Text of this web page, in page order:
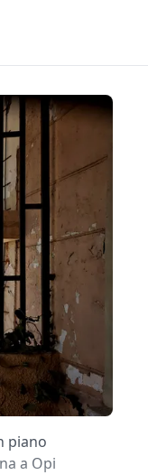
piano
a Opi